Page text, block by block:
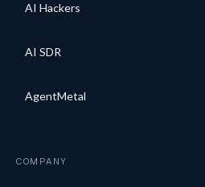
AI Hackers
AI SDR
AgentMetal
COMPANY